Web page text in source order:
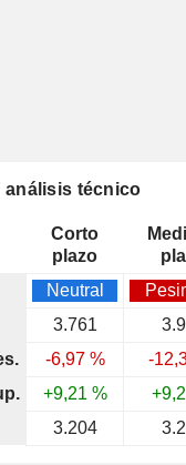
análisis técnico
Corto
plazo
Neutral
3.761
-6,97 % -
+9,21 %
3.204